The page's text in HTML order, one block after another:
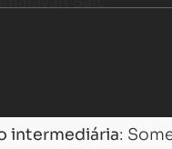
intermediária: